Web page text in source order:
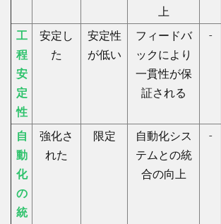
上
工
程
安
定
性
安定し
た
安定性
が低い
フィードバ
ックにより
一貫性が保
証される
-
自
動
化
の
統
強化さ
れた
限定
自動化シス
テムとの統
合の向上
-